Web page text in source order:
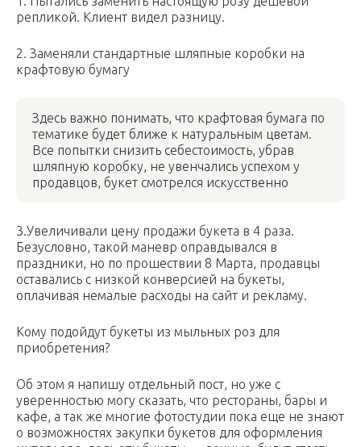
репликой. Клиент видел разницу.
2. Заменяли стандартные шляпные коробки на
крафтовую бумагу
Здесь важно понимать, что крафтовая бумага по
тематике будет ближе к натуральным цветам.
Все попытки снизить себестоимость, убрав
шляпную коробку, не увенчались успехом у
продавцов, букет смотрелся искусственно
3.Увеличивали цену продажи букета в 4 раза.
Безусловно, такой маневр оправдывался в
праздники, но по прошествии 8 Марта, продавцы
оставались с низкой конверсией на букеты,
оплачивая немалые расходы на сайт и рекламу.
Кому подойдут букеты из мыльных роз для
приобретения?
Об этом я напишу отдельный пост, но уже с
уверенностью могу сказать, что рестораны, бары и
кафе, а так же многие фотостудии пока еще не знают
о возможностях закупки букетов для оформления